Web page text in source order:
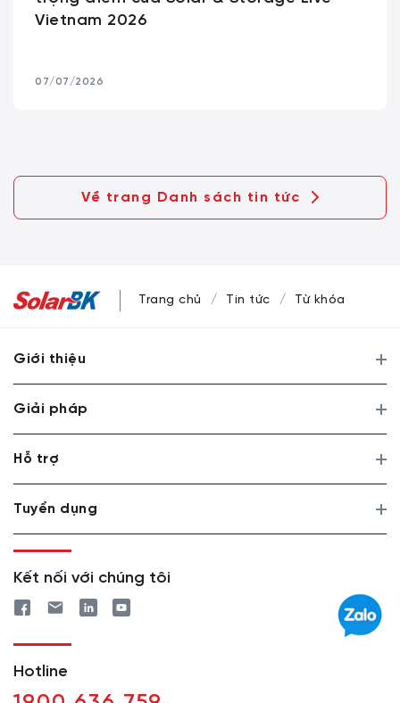
Vietnam 2026
07/07/2026
Về trang Danh sách tin tức
Trang chủ Tin tức Từ khóa
Giới thiệu
Giải pháp
Hỗ trợ
Tuyển dụng
Kết nối với chúng tôi
Hotline